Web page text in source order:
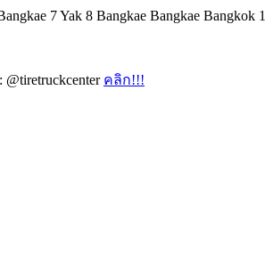
7 Yak 8 Bangkae Bangkae Bangkok
คลิก!!!